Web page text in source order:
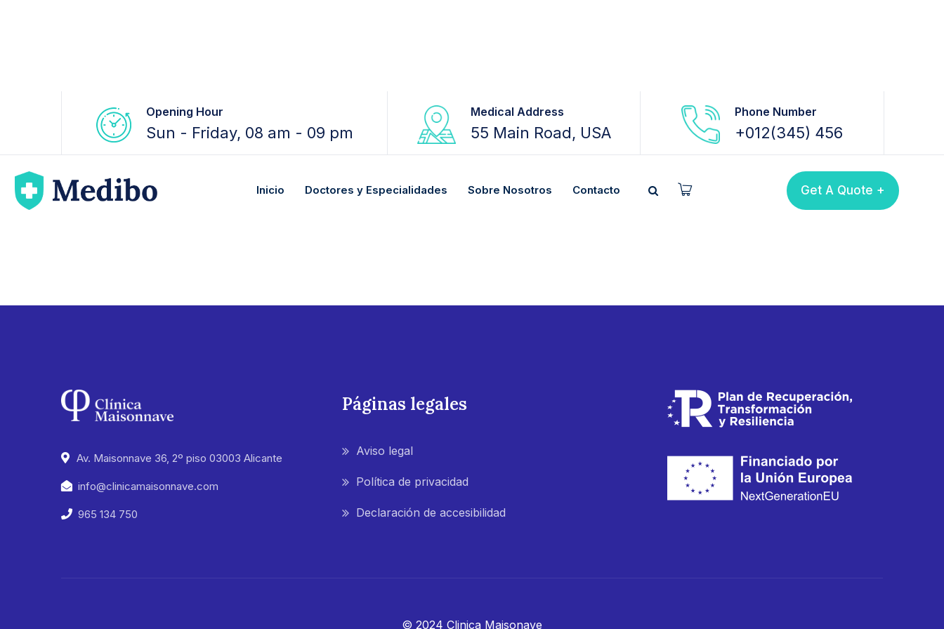
Opening Hour
Sun - Friday, 08 am - 09 pm
Medical Address
55 Main Road, USA
Phone Number
+012(345) 456
Inicio Doctores y Especialidades Sobre Nosotros Contacto Get A Quote +
Av. Maisonnave 36, 2º piso 03003 Alicante
info@clinicamaisonnave.com
965 134 750
Páginas legales
Aviso legal
Política de privacidad
Declaración de accesibilidad
© 2024 Clinica Maisonave